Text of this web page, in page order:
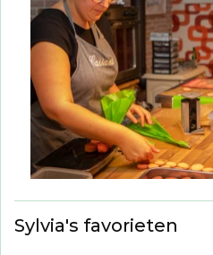
Sylvia's favorieten